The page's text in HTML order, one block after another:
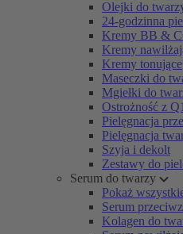
Olejki do
24-godzinna
Kremy BB &
Kremy
Kremy tonujące
Maseczki do
Mgiełki do
Ostrożność z
Pielęgnacja
Pielęgnacja
Szyja i dekolt
Zestawy do
Serum do twarzy
Pokaż
Serum
Kolagen do